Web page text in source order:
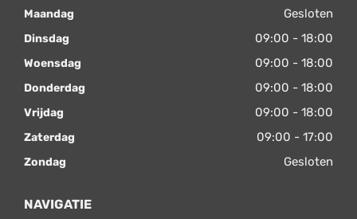
Maandag Gesloten
Dinsdag 09:00 - 18:00
Woensdag 09:00 - 18:00
Donderdag 09:00 - 18:00
Vrijdag 09:00 - 18:00
Zaterdag 09:00 - 17:00
Zondag Gesloten
NAVIGATIE